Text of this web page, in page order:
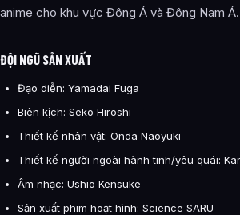
anime cho khu vực Đông Á và Đông Nam Á.
ĐỘI NGŨ SẢN XUẤT
Đạo diễn: Yamadai Fuga
Biên kịch: Seko Hiroshi
Thiết kế nhân vật: Onda Naoyuki
Thiết kế người ngoài hành tinh/yêu quái:
Âm nhạc: Ushio Kensuke
Sản xuất phim hoạt hình: Science SARU